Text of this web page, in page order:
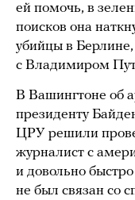
ей помочь, в
поисков она
убийцы в
с Владимиром
В Вашингтоне об
президенту
ЦРУ решили
журналист с
и довольно
не был связан со